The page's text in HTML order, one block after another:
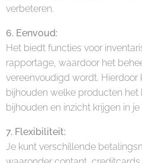
verbeteren.
6. Eenvoud:
Het biedt functies voor
rapportage, waardoor het
vereenvoudigd wordt. Hierdoor
bijhouden welke producten het
bijhouden en inzicht krijgen in
7. Flexibiliteit:
Je kunt verschillende